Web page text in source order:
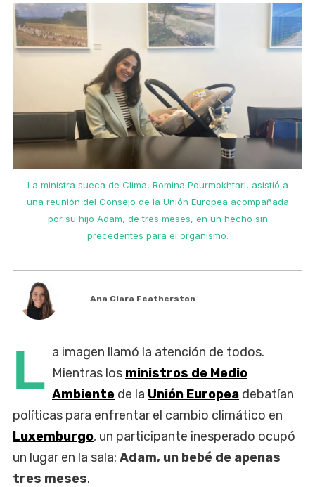
La ministra sueca de Clima, Romina Pourmokhtari, asistió a
una reunión del Consejo de la Unión Europea acompañada
por su hijo Adam, de tres meses, en un hecho sin
precedentes para el organismo.
Ana Clara Featherston
L a imagen llamó la atención de todos.
Mientras los ministros de Medio
Ambiente de la Unión Europea debatían
políticas para enfrentar el cambio climático en
Luxemburgo, un participante inesperado ocupó
un lugar en la sala: Adam, un bebé de apenas
tres meses.